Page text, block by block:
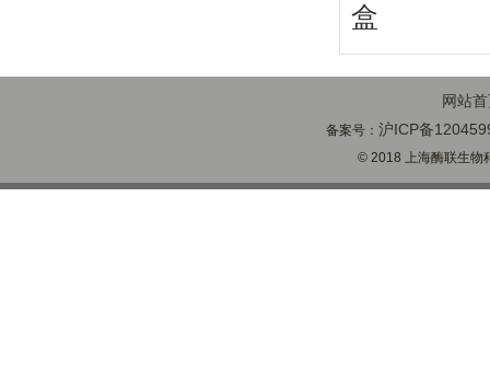
盒
网站
备案号：沪ICP备
© 2018 上海酶联生物